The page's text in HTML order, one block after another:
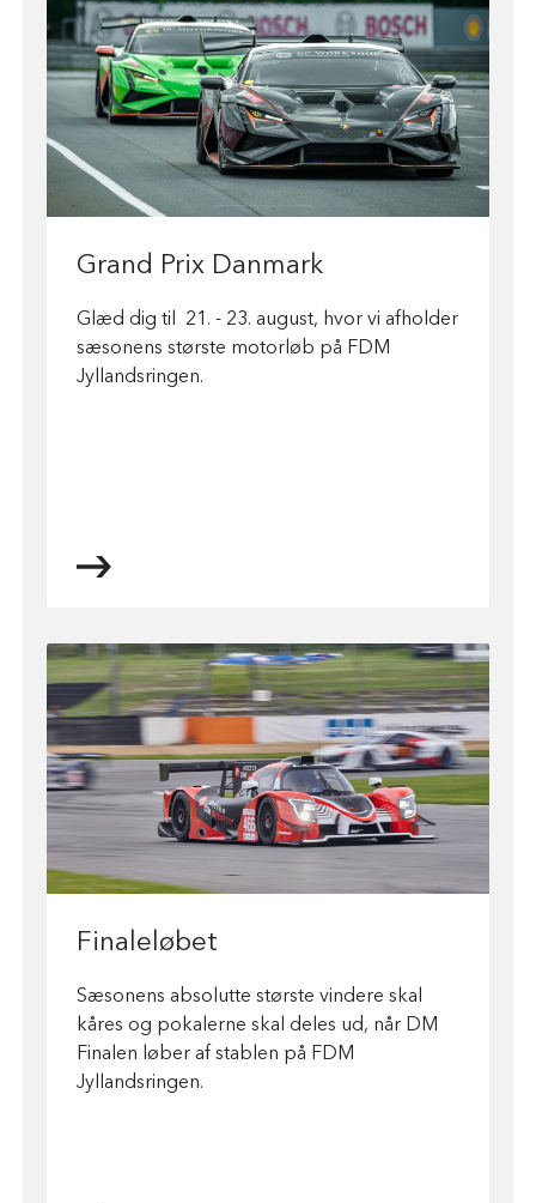
Grand Prix Danmark
Glæd dig til 21. - 23. august, hvor vi afholder
sæsonens største motorløb på FDM
Jyllandsringen.
Finaleløbet
Sæsonens absolutte største vindere skal
kåres og pokalerne skal deles ud, når DM
Finalen løber af stablen på FDM
Jyllandsringen.